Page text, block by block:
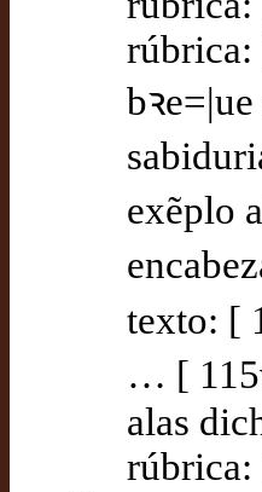
rúbrica:
exẽplo
texto: [
… [
alas
rúbrica: